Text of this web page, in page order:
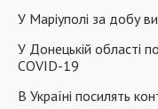
У Маріуполі за добу
У Донецькій області
COVID-19
В Україні посилять